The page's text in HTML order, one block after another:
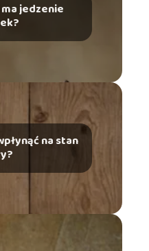
jedzenie
na stan